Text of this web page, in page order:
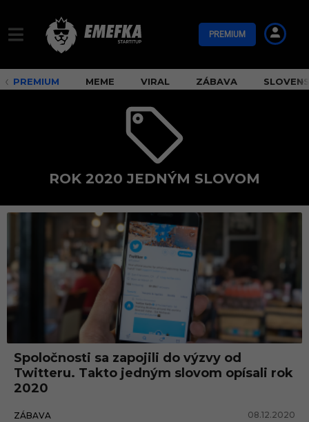
PREMIUM
PREMIUM MEME VIRAL ZÁBAVA
ROK 2020 JEDNÝM SLOVOM
k
2
0
0
e
d
Spoločnosti sa zapojili do výzvy od
Twitteru. Takto jedným slovom opísali rok
2020
ZÁBAVA 08.12.2020